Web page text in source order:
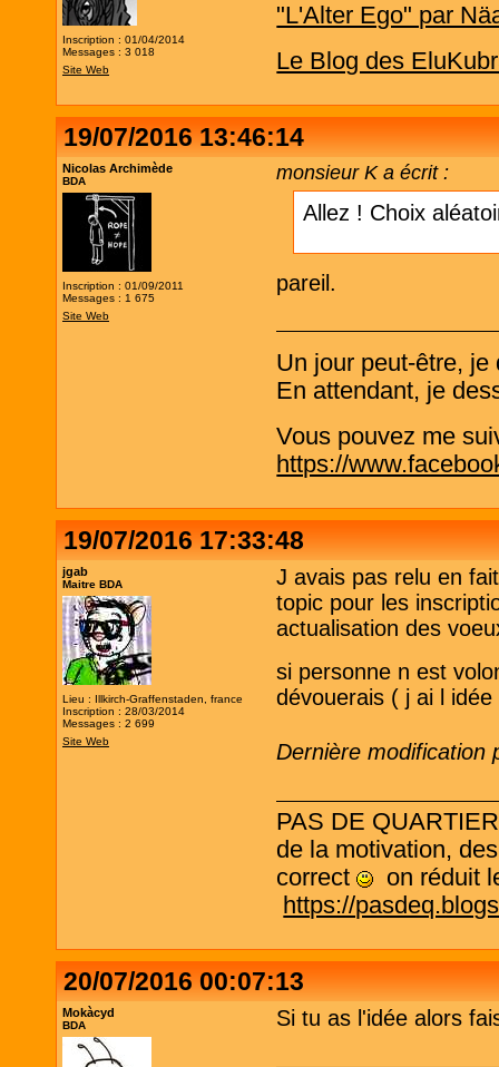
Inscription : 01/04/2014
Messages : 3 018
Site Web
"L'Alter Ego" par
Le Blog des
19/07/2016 13:46:14
Nicolas Archimède
BDA
Inscription : 01/09/2011
Messages : 1 675
Site Web
monsieur K a écrit :
Allez ! Choix
pareil.
Un jour peut-être,
En attendant, je
Vous pouvez me
https://
19/07/2016 17:33:48
jgab
Maitre BDA
Lieu : Illkirch-Graffenstaden, france
Inscription : 28/03/2014
Messages : 2 699
Site Web
J avais pas relu en
topic pour les
actualisation des
si personne n est
dévouerais ( j ai l
Dernière modification
PAS DE
de la motivation,
correct
on réduit
https://
20/07/2016 00:07:13
Mokàcyd
BDA Si tu as l'idée alors